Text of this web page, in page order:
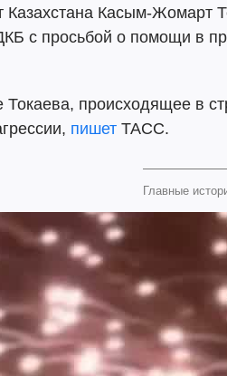
Казахстана Касым-Жомарт
с просьбой о помощи в
происходящее в
пишет ТАСС.
Главные